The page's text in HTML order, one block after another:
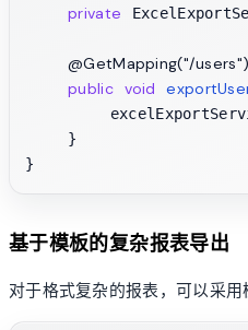
private
@GetMapping("/users")
public void
    }
基于模板的复杂报表导出
对于格式复杂的报表，可以采用